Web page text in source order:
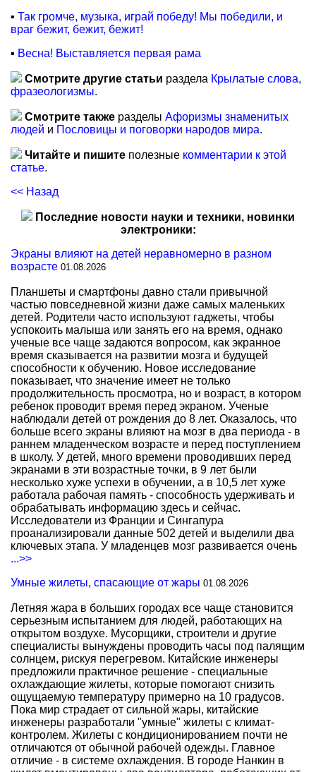
▪ Так громче, музыка, играй победу! Мы победили, и
враг бежит, бежит, бежит!
▪ Весна! Выставляется первая рама
Смотрите другие статьи раздела Крылатые слова,
фразеологизмы.
Смотрите также разделы Афоризмы знаменитых
людей и Пословицы и поговорки народов мира.
Читайте и пишите полезные комментарии к этой
статье.
<< Назад
Последние новости науки и техники, новинки
электроники:
Экраны влияют на детей неравномерно в разном
возрасте 01.08.2026
Планшеты и смартфоны давно стали привычной
частью повседневной жизни даже самых маленьких
детей. Родители часто используют гаджеты, чтобы
успокоить малыша или занять его на время, однако
ученые все чаще задаются вопросом, как экранное
время сказывается на развитии мозга и будущей
способности к обучению. Новое исследование
показывает, что значение имеет не только
продолжительность просмотра, но и возраст, в котором
ребенок проводит время перед экраном. Ученые
наблюдали детей от рождения до 8 лет. Оказалось, что
больше всего экраны влияют на мозг в два периода - в
раннем младенческом возрасте и перед поступлением
в школу. У детей, много времени проводивших перед
экранами в эти возрастные точки, в 9 лет были
несколько хуже успехи в обучении, а в 10,5 лет хуже
работала рабочая память - способность удерживать и
обрабатывать информацию здесь и сейчас.
Исследователи из Франции и Сингапура
проанализировали данные 502 детей и выделили два
ключевых этапа. У младенцев мозг развивается очень
...>>
Умные жилеты, спасающие от жары 01.08.2026
Летняя жара в больших городах все чаще становится
серьезным испытанием для людей, работающих на
открытом воздухе. Мусорщики, строители и другие
специалисты вынуждены проводить часы под палящим
солнцем, рискуя перегревом. Китайские инженеры
предложили практичное решение - специальные
охлаждающие жилеты, которые помогают снизить
ощущаемую температуру примерно на 10 градусов.
Пока мир страдает от сильной жары, китайские
инженеры разработали "умные" жилеты с климат-
контролем. Жилеты с кондиционированием почти не
отличаются от обычной рабочей одежды. Главное
отличие - в системе охлаждения. В городе Нанкин в